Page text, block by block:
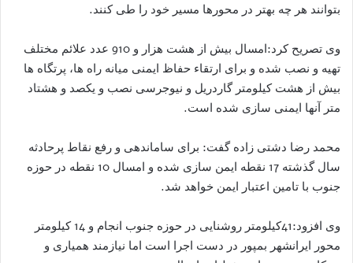
بتوانند هر چه بهتر در محورها مسیر خود را طی کنند.
وی تصریح کرد:امسال بیش از هشت هزار و 910 عدد علائم مختلف
تهیه و نصب شده و برای ارتقاء حفاظ ایمنی میانه راه ها، پرتگاه ها
بیش از هشت کیلومتر گاردریل و نیوجرسی نصب و یکصد و هشتاد
متر آنها ایمنی سازی شده است.
محمد رضا دشتی زاده گفت: برای ساماندهی و رفع نقاط پرحادثه
سال گذشته 17 نقطه ایمن سازی شده و امسال 10 نقطه در حوزه
جنوب با تامین اعتبار ایمن خواهد شد.
وی افزود:41کیلومتر روشنایی در حوزه جنوب انجام و 14 کیلومتر
محور ایرانشهر بمپور در دست اجرا است اما نیازمند همیاری و